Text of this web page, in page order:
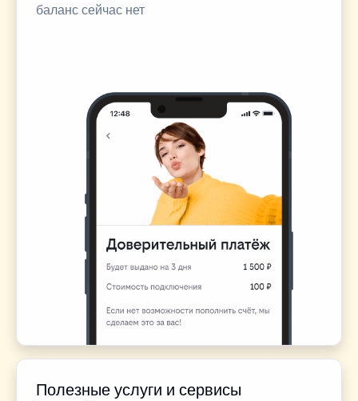
баланс сейчас нет
Полезные услуги и сервисы